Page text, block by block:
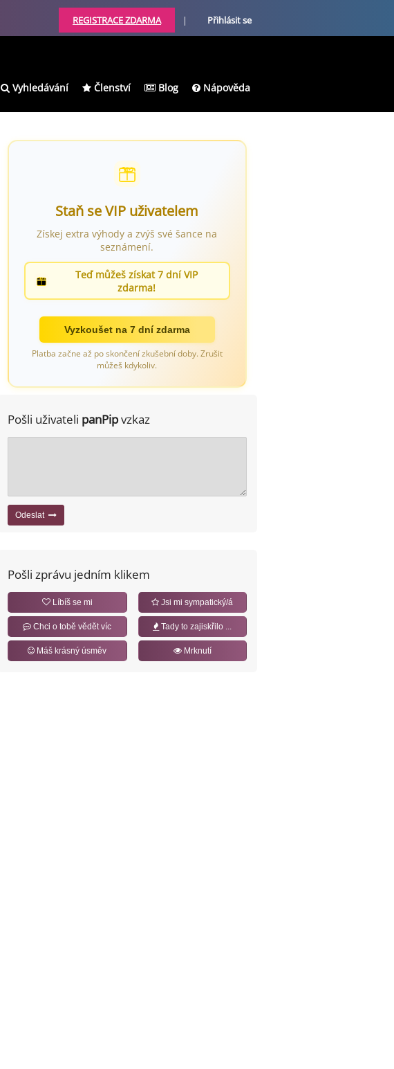
REGISTRACE ZDARMA | Přihlásit se
Vyhledávání Členství Blog Nápověda
Staň se VIP uživatelem
Získej extra výhody a zvýš své šance na
seznámení.
Teď můžeš získat 7 dní VIP
zdarma!
Vyzkoušet na 7 dní zdarma
Platba začne až po skončení zkušební doby. Zrušit
můžeš kdykoliv.
Pošli uživateli panPipvzkaz
Odeslat
Pošli zprávu jedním klikem
Líbíš se mi Jsi mi sympatický/á
Chci o tobě vědět víc Tady to zajiskřilo ...
Máš krásný úsměv Mrknutí